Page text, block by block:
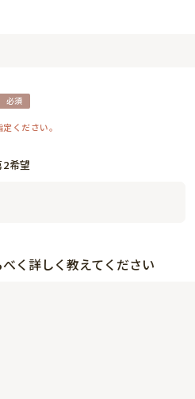
2希望
く詳しく教えてください